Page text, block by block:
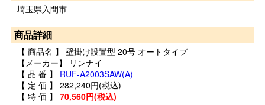
埼玉県入間市
商品詳細
【 商品名 】 壁掛け設置型 20号 オートタイプ
【メーカー】 リンナイ
【 品 番 】 RUF-A2003SAW(A)
【 定 価 】 282,240円(税込)
【 特 価 】 70,560円(税込)